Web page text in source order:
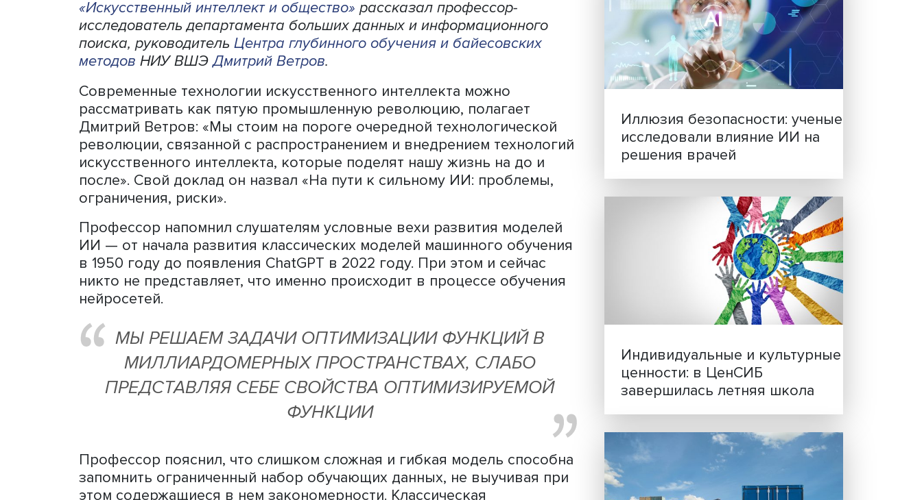
Утрата человеком критического мышления и манипуляции со стороны
ИИ — риски, о которых говорит все научное и экспертное сообщество.
Сейчас активно обсуждается необходимость протокола безопасности
при работе с моделями искусственного интеллекта. Какими могут быть
меры контроля возможностей ИИ?Становятся ли роботы умнее
человека и нужно ли их ограничивать, наконференции ВШЭ
«Искусственный интеллект и общество»рассказал профессор-
исследователь департамента больших данных и информационного
поиска, руководитель Центра глубинного обучения и байесовских
Современные технологии искусственного интеллекта можно
рассматривать как пятую промышленную революцию, полагает
Дмитрий Ветров: «Мы стоим на пороге очередной технологической
революции, связанной с распространением и внедрением технологий
искусственного интеллекта, которые поделят нашу жизнь на до и
после». Свой доклад он назвал «На пути к сильному ИИ: проблемы,
ограничения, риски».
Профессор напомнил слушателям условные вехи развития моделей
ИИ — от начала развития классических моделей машинного обучения
никто не представляет, что именно происходит в процессе обучения
нейросетей.
Новые инвестиции:
семей становится частью
бизнес-стратегий
Иллюзия безопасности:
исследовали влияние
решения врачей